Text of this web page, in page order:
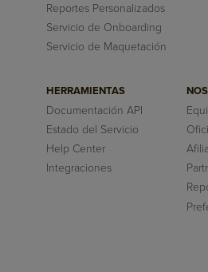
Reportes Personalizados
Servicio de Onboarding
Servicio de Maquetación
HERRAMIENTAS
Documentación API
Estado del Servicio
Help Center
Integraciones